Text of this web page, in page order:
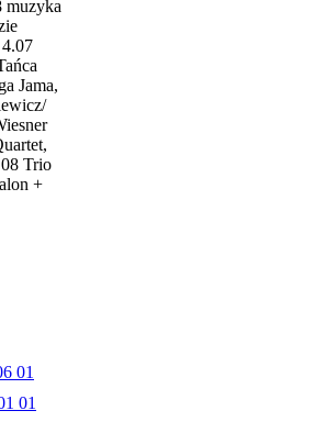
muzyka
Jama,
Trio
+